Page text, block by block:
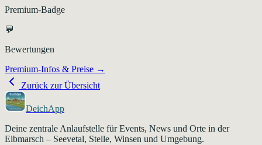
Premium-Badge
💬
Bewertungen
Premium-Infos & Preise →
Zurück zur Übersicht
DeichApp
Deine zentrale Anlaufstelle für Events, News und Orte in der
Elbmarsch – Seevetal, Stelle, Winsen und Umgebung.